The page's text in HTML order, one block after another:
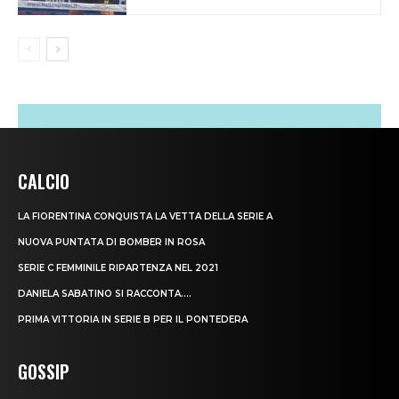
CALCIO
LA FIORENTINA CONQUISTA LA VETTA DELLA SERIE A
NUOVA PUNTATA DI BOMBER IN ROSA
SERIE C FEMMINILE RIPARTENZA NEL 2021
DANIELA SABATINO SI RACCONTA….
PRIMA VITTORIA IN SERIE B PER IL PONTEDERA
GOSSIP